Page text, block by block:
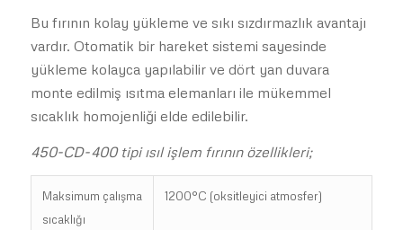
Bu fırının kolay yükleme ve sıkı sızdırmazlık avantajı
vardır. Otomatik bir hareket sistemi sayesinde
yükleme kolayca yapılabilir ve dört yan duvara
monte edilmiş ısıtma elemanları ile mükemmel
sıcaklık homojenliği elde edilebilir.
450-CD-400 tipi ısıl işlem fırının özellikleri;
Maksimum çalışma
sıcaklığı
1200°C (oksitleyici atmosfer)